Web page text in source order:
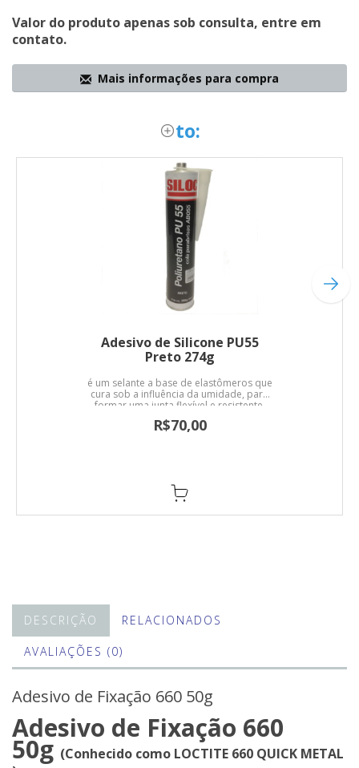
Valor do produto apenas sob consulta, entre em
contato.
Mais informações para compra
to:
Adesivo de Silicone PU55
Preto 274g
é um selante a base de elastômeros que
cura sob a influência da umidade, para
formar uma junta flexível e resistente,
com boa aderência sobre a maioria dos
materiais.
R$70,00
DESCRIÇÃO RELACIONADOS
AVALIAÇÕES (0)
Adesivo de Fixação 660 50g
Adesivo de Fixação 660
50g (Conhecido como LOCTITE 660 QUICK METAL